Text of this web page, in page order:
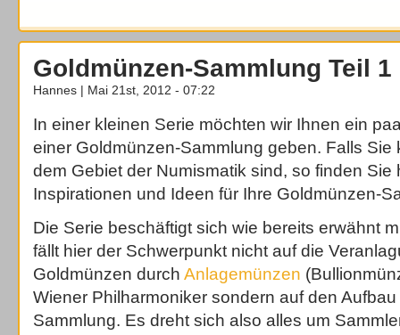
Goldmünzen-Sammlung Teil 1
Hannes | Mai 21st, 2012 - 07:22
In einer kleinen Serie möchten wir Ihnen ein
einer Goldmünzen-Sammlung geben. Falls Sie
dem Gebiet der Numismatik sind, so finden Sie
Inspirationen und Ideen für Ihre Goldmünzen-
Die Serie beschäftigt sich wie bereits erwähnt
fällt hier der Schwerpunkt nicht auf die
Goldmünzen durch Anlagemünzen
Wiener Philharmoniker sondern auf den
Sammlung. Es dreht sich also alles um